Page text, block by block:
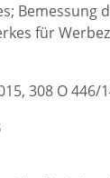
Bemessung
für
308 O 446/